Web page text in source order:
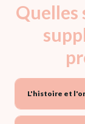
L'histoire et